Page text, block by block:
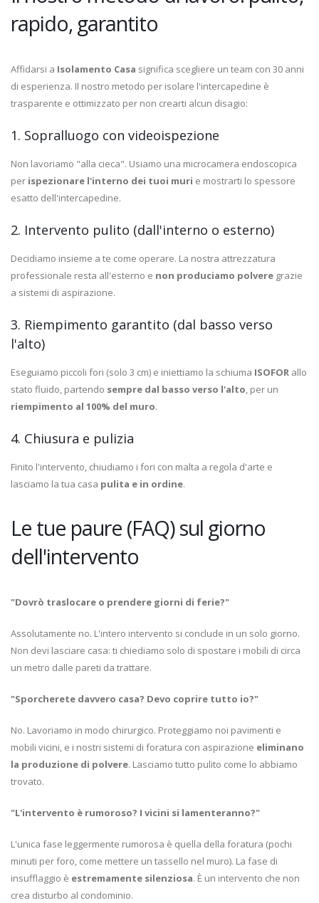
rapido, garantito
Affidarsi a Isolamento Casa significa scegliere un team con 30 anni
di esperienza. Il nostro metodo per isolare l'intercapedine è
trasparente e ottimizzato per non crearti alcun disagio:
1. Sopralluogo con videoispezione
Non lavoriamo "alla cieca". Usiamo una microcamera endoscopica
per ispezionare l'interno dei tuoi muri e mostrarti lo spessore
esatto dell'intercapedine.
2. Intervento pulito (dall'interno o esterno)
Decidiamo insieme a te come operare. La nostra attrezzatura
professionale resta all'esterno e non produciamo polvere grazie
a sistemi di aspirazione.
3. Riempimento garantito (dal basso verso
l'alto)
Eseguiamo piccoli fori (solo 3 cm) e iniettiamo la schiuma ISOFOR allo
stato fluido, partendo sempre dal basso verso l'alto, per un
riempimento al 100% del muro.
4. Chiusura e pulizia
Finito l'intervento, chiudiamo i fori con malta a regola d'arte e
lasciamo la tua casa pulita e in ordine.
Le tue paure (FAQ) sul giorno
dell'intervento
"Dovrò traslocare o prendere giorni di ferie?"
Assolutamente no. L'intero intervento si conclude in un solo giorno.
Non devi lasciare casa: ti chiediamo solo di spostare i mobili di circa
un metro dalle pareti da trattare.
"Sporcherete davvero casa? Devo coprire tutto io?"
No. Lavoriamo in modo chirurgico. Proteggiamo noi pavimenti e
mobili vicini, e i nostri sistemi di foratura con aspirazione eliminano
la produzione di polvere. Lasciamo tutto pulito come lo abbiamo
trovato.
"L'intervento è rumoroso? I vicini si lamenteranno?"
L'unica fase leggermente rumorosa è quella della foratura (pochi
minuti per foro, come mettere un tassello nel muro). La fase di
insufflaggio è estremamente silenziosa. È un intervento che non
crea disturbo al condominio.